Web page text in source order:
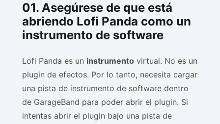
01. Asegúrese de que está
abriendo Lofi Panda como un
instrumento de software
Lofi Panda es un instrumento virtual. No es un
plugin de efectos. Por lo tanto, necesita cargar
una pista de instrumento de software dentro
de GarageBand para poder abrir el plugin. Si
intentas abrir el plugin bajo una pista de